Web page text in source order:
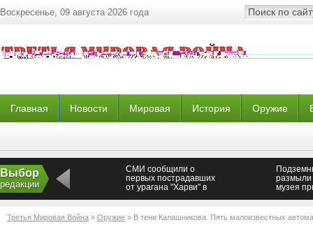
Воскресенье, 09 августа 2026 года
Главная Новости Мировая История Оружие
Выбор
редакции
СМИ сообщили о
первых пострадавших
от урагана "Харви" в
размыли
музея
Третья Мировая Война » Оружие » В тени Калашникова. Пять малоизвестных